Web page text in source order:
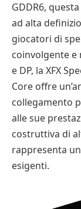
GDDR6,
ad alta
giocatori di
coinvolgente e
e DP, la XFX
Core offre
collegamento
alle sue
costruttiva di
rappresenta
esigenti.